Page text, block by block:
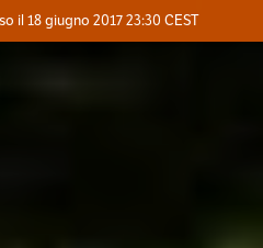
Dove
il 18 giugno 2017 23:30 CEST